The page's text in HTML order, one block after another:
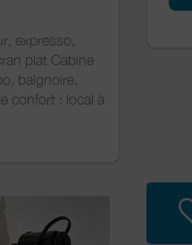
expresso,
plat Cabine
baignoire,
confort : local à